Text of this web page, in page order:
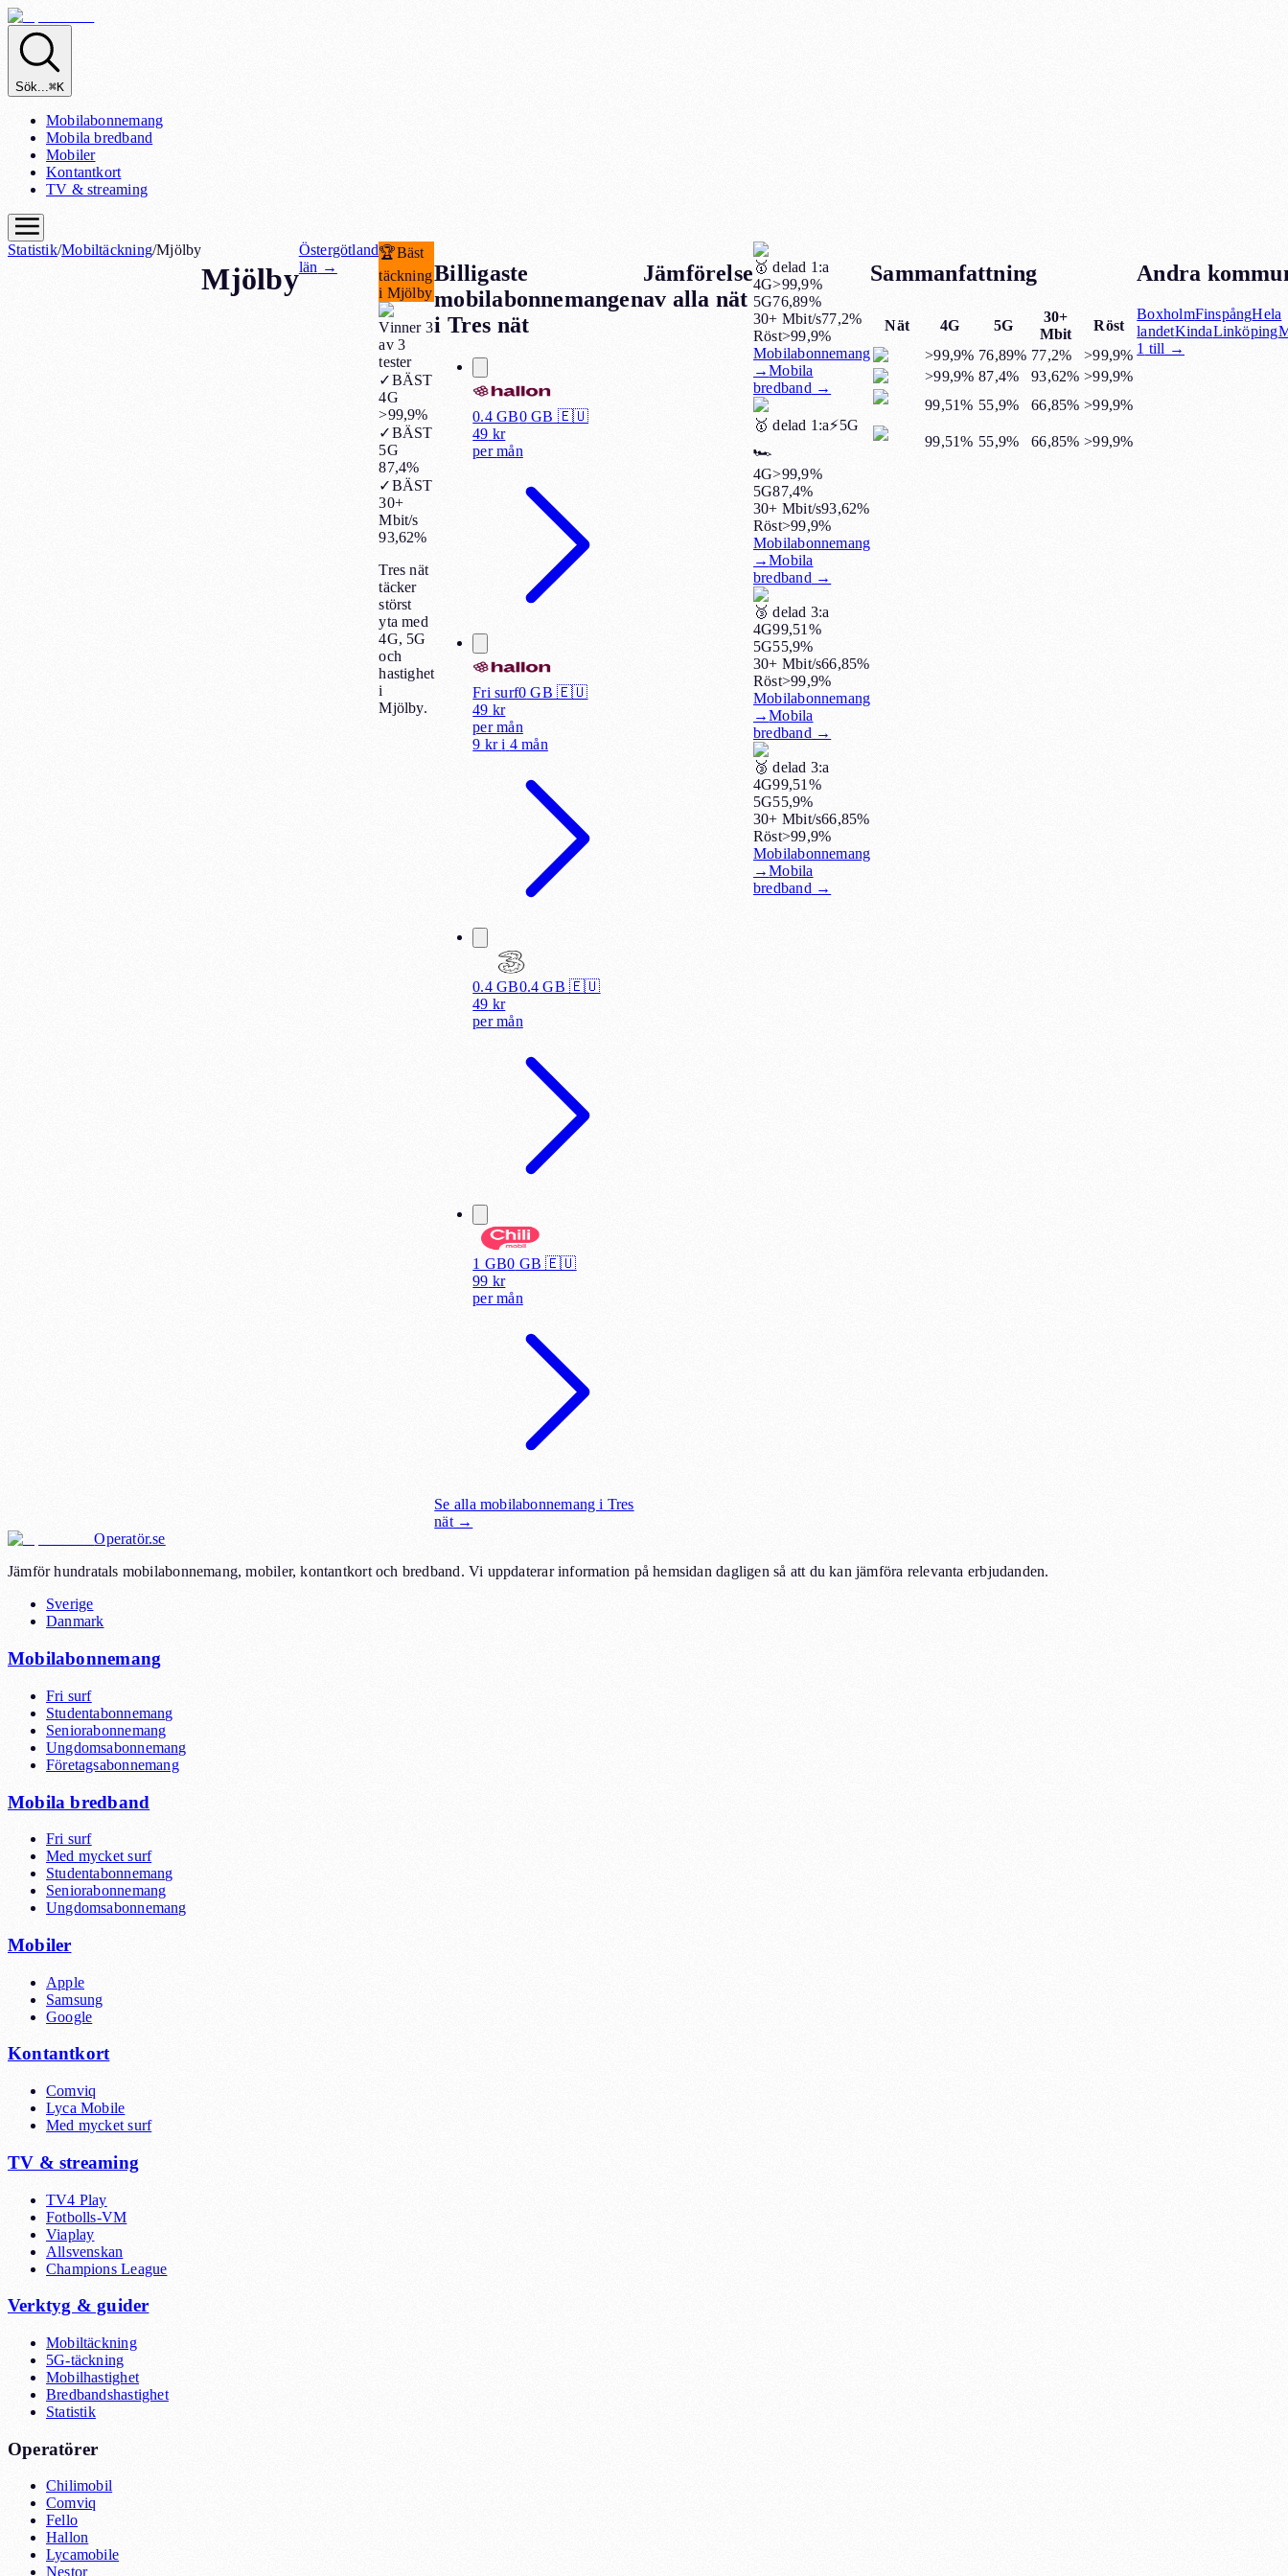
Sök...⌘K
Mobilabonnemang
Mobila bredband
Mobiler
Kontantkort
TV & streaming
Statistik/Mobiltäckning/Mjölby
Mjölby
Östergötland
län →
🏆Bäst
täckning
i Mjölby
Vinner 3
av 3
tester
✓BÄST
4G
>99,9%
✓BÄST
5G
87,4%
✓BÄST
30+
Mbit/s
93,62%
Tres nät
täcker
störst
yta med
4G, 5G
och
hastighet
i
Mjölby.
Billigaste
mobilabonnemangen
i Tres nät
0.4 GB0GB 🇪🇺
49 kr
permån
Fri surf0 GB 🇪🇺
49 kr
permån
9 kr i 4 mån
0.4 GB0.4 GB 🇪🇺
49 kr
permån
1 GB0 GB 🇪🇺
99 kr
permån
Se alla mobilabonnemang i Tres
nät→
Jämförelse
av alla nät
🥇 delad 1:a
4G>99,9%
5G76,89%
30+ Mbit/s77,2%
Röst>99,9%
Mobilabonnemang
→Mobila
bredband →
🥇 delad 1:a⚡️5G
🏎️
4G>99,9%
5G87,4%
30+ Mbit/s93,62%
Röst>99,9%
Mobilabonnemang
→Mobila
bredband →
🥉 delad 3:a
4G99,51%
5G55,9%
30+ Mbit/s66,85%
Röst>99,9%
Mobilabonnemang
→Mobila
bredband →
🥉 delad 3:a
4G99,51%
5G55,9%
30+ Mbit/s66,85%
Röst>99,9%
Mobilabonnemang
→Mobila
bredband →
Sammanfattning
Nät 4G 5G
30+
Mbit
Röst
>99,9% 76,89% 77,2%
>99,9%
>99,9% 87,4% 93,62% >99,9%
99,51% 55,9% 66,85% >99,9%
99,51% 55,9% 66,85% >99,9%
Andra
BoxholmFinspångHela
landetKindaLinköping
1 till →
Operatör.se
Jämför hundratals mobilabonnemang, mobiler, kontantkort och bredband. Vi uppdaterar information på hemsidan dagligen så att du kan jämföra relevanta erbjudanden.
Sverige
Danmark
Mobilabonnemang
Fri surf
Studentabonnemang
Seniorabonnemang
Ungdomsabonnemang
Företagsabonnemang
Mobila bredband
Fri surf
Med mycket surf
Studentabonnemang
Seniorabonnemang
Ungdomsabonnemang
Mobiler
Apple
Samsung
Google
Kontantkort
Comviq
Lyca Mobile
Med mycket surf
TV & streaming
TV4 Play
Fotbolls-VM
Viaplay
Allsvenskan
Champions League
Verktyg & guider
Mobiltäckning
5G-täckning
Mobilhastighet
Bredbandshastighet
Statistik
Operatörer
Chilimobil
Comviq
Fello
Hallon
Lycamobile
Nestor